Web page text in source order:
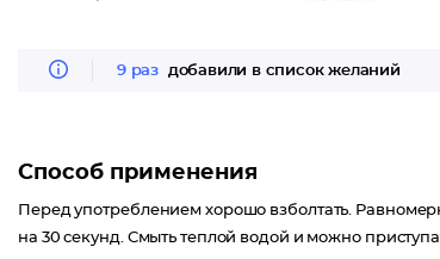
9 раз добавили в список желаний
Способ применения
Перед употреблением хорошо взболтать.
на 30 секунд. Смыть теплой водой и можно